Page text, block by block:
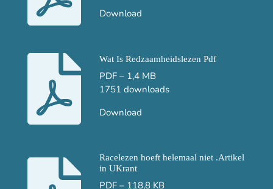
Download
Wat Is Redzaamheidslezen Pdf
PDF – 1,4 MB
1751 downloads
Download
Racelezen hoeft helemaal niet .Artikel
in UKrant
PDF – 118,8 KB